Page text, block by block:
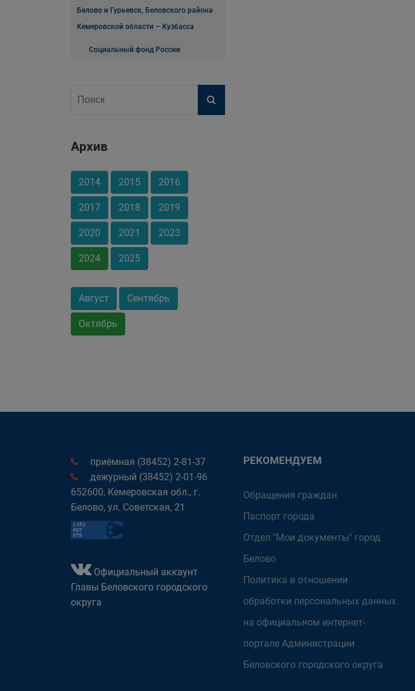
Белово и Гурьевск, Беловского района
Кемеровской области – Кузбасса
Социальный фонд России
Архив
2014 2015 2016
2017 2018 2019
2020 2021 2023
2024 2025
Август Сентябрь
Октябрь
приёмная (38452) 2-81-37
дежурный (38452) 2-01-96
652600, Кемеровская обл., г.
Белово, ул. Советская, 21
Официальный аккаунт
Главы Беловского городского
округа
РЕКОМЕНДУЕМ
Обращения граждан
Паспорт города
Отдел "Мои документы" город
Белово
Политика в отношении
обработки персональных данных
на официальном интернет-
портале Администрации
Беловского городского округа